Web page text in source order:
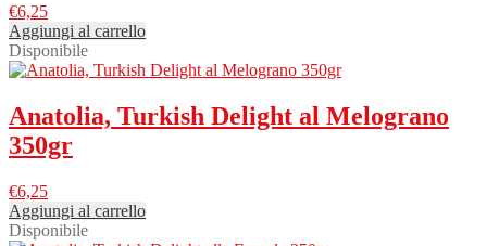
€6,25
Aggiungi al carrello
Disponibile
Anatolia, Turkish Delight al Melograno
350gr
€6,25
Aggiungi al carrello
Disponibile